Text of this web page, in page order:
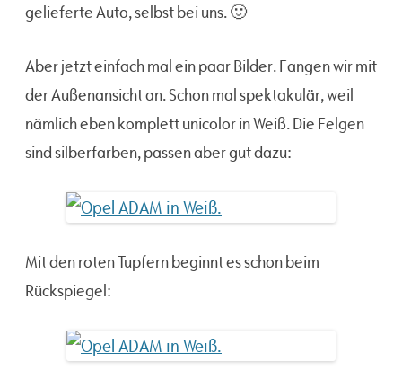
gelieferte Auto, selbst bei uns. 🙂
Aber jetzt einfach mal ein paar Bilder. Fangen wir mit
der Außenansicht an. Schon mal spektakulär, weil
nämlich eben komplett unicolor in Weiß. Die Felgen
sind silberfarben, passen aber gut dazu:
Mit den roten Tupfern beginnt es schon beim
Rückspiegel: